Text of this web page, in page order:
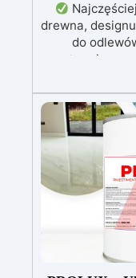
drewna,
do
egzotermia
żółknięcie
pęcherzyki
wykończenie.
wolna od